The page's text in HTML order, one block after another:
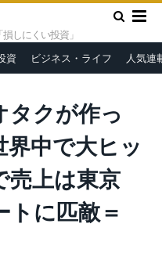
しにくい投資」
資 ビジネス・ライフ 人気連
中国オタクが作った『原神』な
は東京ディズニーリゾート
タクが作っ
界中で大ヒッ
売上は東京
トに匹敵＝